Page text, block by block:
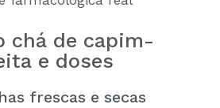
chá de capim-
e doses
frescas e secas